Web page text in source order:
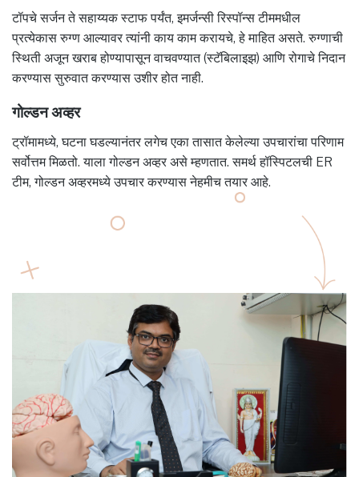
टॉपचे सर्जन ते सहाय्यक स्टाफ पर्यंत, इमर्जन्सी रिस्पॉन्स टीममधील
प्रत्येकास रुग्ण आल्यावर त्यांनी काय काम करायचे, हे माहित असते. रुग्णाची
स्थिती अजून खराब होण्यापासून वाचवण्यात (स्टॅबिलाइझ) आणि रोगाचे निदान
करण्यास सुरुवात करण्यास उशीर होत नाही.
गोल्डन अव्हर
ट्रॉमामध्ये, घटना घडल्यानंतर लगेच एका तासात केलेल्या उपचारांचा परिणाम
सर्वोत्तम मिळतो. याला गोल्डन अव्हर असे म्हणतात. समर्थ हॉस्पिटलची ER
टीम, गोल्डन अव्हरमध्ये उपचार करण्यास नेहमीच तयार आहे.